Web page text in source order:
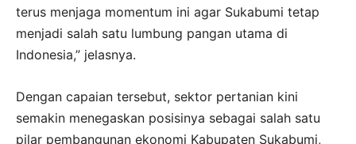
terus menjaga momentum ini agar Sukabumi tetap
menjadi salah satu lumbung pangan utama di
Indonesia,” jelasnya.
Dengan capaian tersebut, sektor pertanian kini
semakin menegaskan posisinya sebagai salah satu
pilar pembangunan ekonomi Kabupaten Sukabumi,